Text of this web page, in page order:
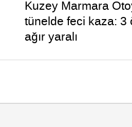
Kuzey Marmara
tünelde feci kaza: 3
ağır yaralı